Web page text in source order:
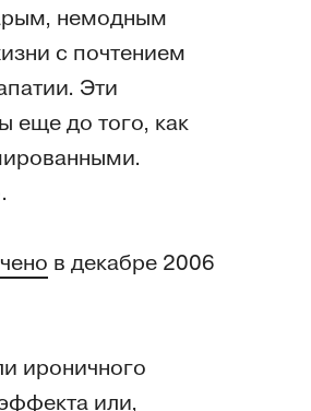
немодным
с почтением
Эти
еще до того, как
в декабре 2006
ироничного
или,